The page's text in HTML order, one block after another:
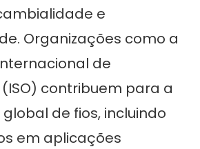
e
Organizações como a
de
contribuem para a
de fios, incluindo
​​em aplicações